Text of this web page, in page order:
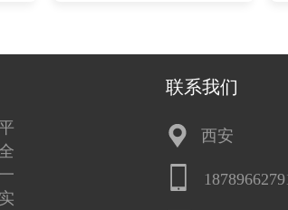
联系我们
西安